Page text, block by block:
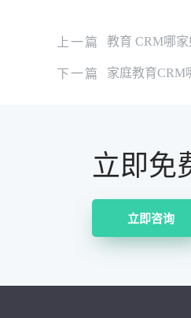
上一篇 教育 CRM哪
下一篇 家庭教育CRM
立即免
立即咨询